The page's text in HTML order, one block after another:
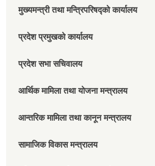
मुख्यमन्त्री तथा मन्त्रिपरिषद्को कार्यालय
प्रदेश प्रमुखको कार्यालय
प्रदेश सभा सचिवालय
आर्थिक मामिला तथा योजना मन्त्रालय
आन्तरिक मामिला तथा कानून मन्त्रालय
सामाजिक विकास मन्त्रालय